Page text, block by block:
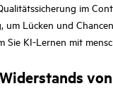
im
um Lücken und
Sie KI-Lernen mit